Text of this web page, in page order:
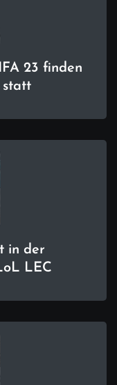
23 finden
statt
in der
LEC